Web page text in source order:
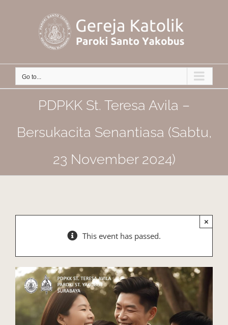
Go to...
PDPKK St. Teresa Avila –
Bersukacita Senantiasa (Sabtu,
23 November 2024)
This event has passed.
×